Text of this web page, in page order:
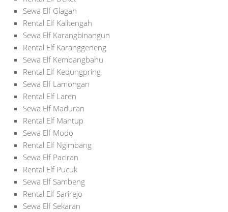
Sewa Elf Glagah
Rental Elf Kalitengah
Sewa Elf Karangbinangun
Rental Elf Karanggeneng
Sewa Elf Kembangbahu
Rental Elf Kedungpring
Sewa Elf Lamongan
Rental Elf Laren
Sewa Elf Maduran
Rental Elf Mantup
Sewa Elf Modo
Rental Elf Ngimbang
Sewa Elf Paciran
Rental Elf Pucuk
Sewa Elf Sambeng
Rental Elf Sarirejo
Sewa Elf Sekaran